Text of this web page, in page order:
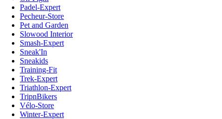
Padel-Expert
Pecheur-Store
Pet and Garden
Slowood Interior
Smash-Expert
Sneak'In
Sneakids
Training-Fit
Trek-Expert
Triathlon-Expert
TripnBikers
Vélo-Store
Winter-Expert